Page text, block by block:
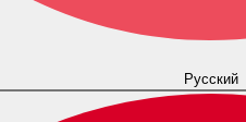
Русский